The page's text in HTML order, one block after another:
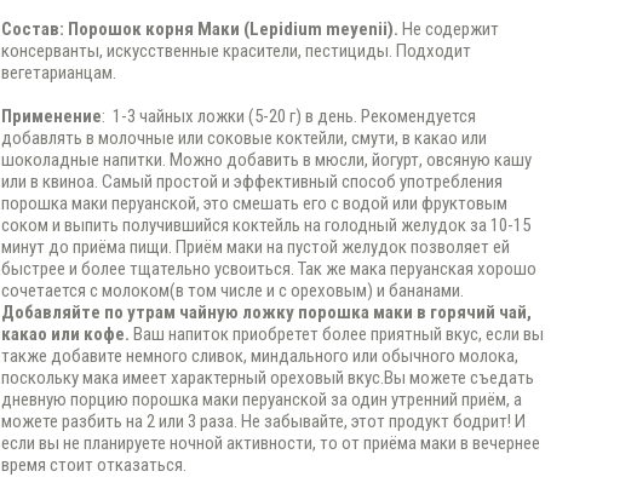
Состав: Порошок корня Маки (Lepidium meyenii).Не содержит
консерванты, искусственные красители, пестициды. Подходит
вегетарианцам.
Применение: 1-3 чайных ложки (5-20 г) в день. Рекомендуется
добавлять в молочные или соковые коктейли, смути, в какао или
шоколадные напитки. Можно добавить в мюсли, йогурт, овсяную кашу
или в квиноа. Самый простой и эффективный способ употребления
порошка маки перуанской, это смешать его с водой или фруктовым
соком и выпить получившийся коктейль на голодный желудок за 10-15
минут до приёма пищи. Приём маки на пустой желудок позволяет ей
быстрее и более тщательно усвоиться. Так же мака перуанская хорошо
сочетается с молоком(в том числе и с ореховым) и бананами.
Добавляйте по утрам чайную ложку порошка маки в горячий чай,
какао или кофе. Ваш напиток приобретет более приятный вкус, если вы
также добавите немного сливок, миндального или обычного молока,
поскольку мака имеет характерный ореховый вкус.Вы можете съедать
дневную порцию порошка маки перуанской за один утренний приём, а
можете разбить на 2 или 3 раза. Не забывайте, этот продукт бодрит! И
если вы не планируете ночной активности, то от приёма маки в вечернее
время стоит отказаться.